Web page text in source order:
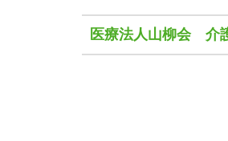
医療法人山柳会 介